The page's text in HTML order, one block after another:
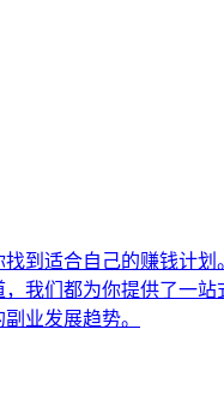
到适合自己的赚钱计
我们都为你提供了一
业发展趋势。